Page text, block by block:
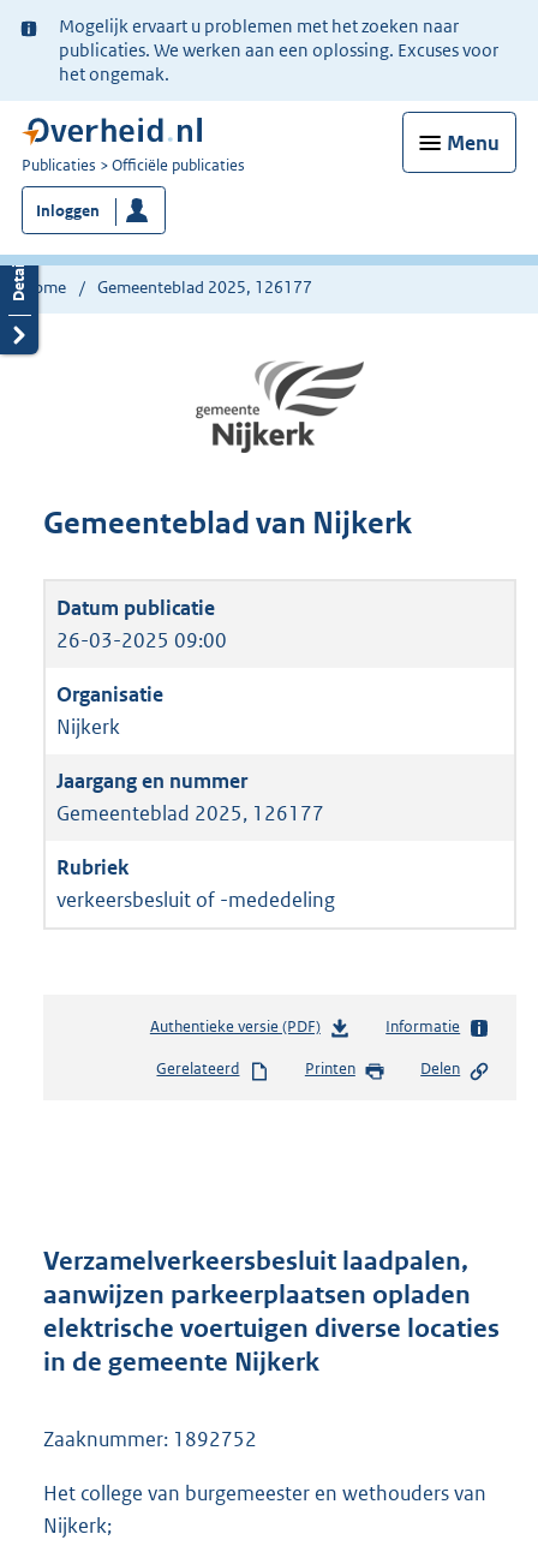
Ter
informatie:
Mogelijk ervaart u problemen met het zoeken naar
publicaties. We werken aan een oplossing. Excuses voor
het ongemak.
Menu
U
bent
nu
hier:
Publicaties Officiële publicaties
Inloggen
Home Gemeenteblad 2025, 126177
Gemeenteblad van Nijkerk
26-03-2025 09:00
Nijkerk
Gemeenteblad 2025, 126177
verkeersbesluit of -mededeling
Authentieke versie (PDF)b
s
r
o
t
K
Informatie
Gerelateerd Printen Delen
Verzamelverkeersbesluit laadpalen,
aanwijzen parkeerplaatsen opladen
elektrische voertuigen diverse locaties
in de gemeente Nijkerk
Zaaknummer: 1892752
Het college van burgemeester en wethouders van
Nijkerk;